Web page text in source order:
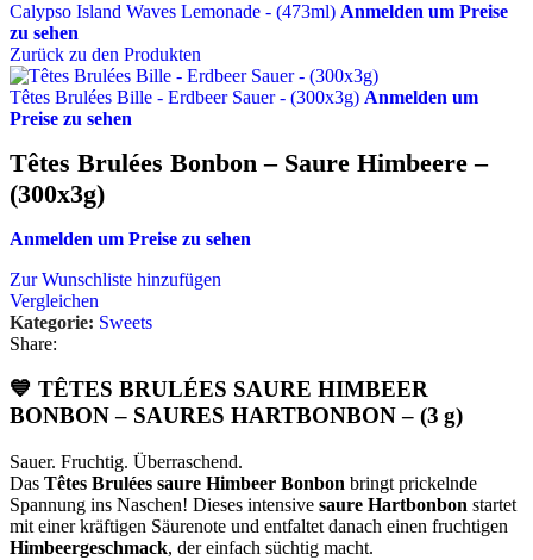
Calypso Island Waves Lemonade - (473ml) Anmelden um Preise
zu sehen
Zurück zu den Produkten
Têtes Brulées Bille - Erdbeer Sauer - (300x3g) Anmelden um
Preise zu sehen
Têtes Brulées Bonbon – Saure Himbeere –
(300x3g)
Anmelden um Preise zu sehen
Zur Wunschliste hinzufügen
Vergleichen
Kategorie: Sweets
Share:
💙 TÊTES BRULÉES SAURE HIMBEER
BONBON – SAURES HARTBONBON – (3 g)
Sauer. Fruchtig. Überraschend.
Das Têtes Brulées saure Himbeer Bonbon bringt prickelnde
Spannung ins Naschen! Dieses intensive saure Hartbonbon startet
mit einer kräftigen Säurenote und entfaltet danach einen fruchtigen
Himbeergeschmack, der einfach süchtig macht.